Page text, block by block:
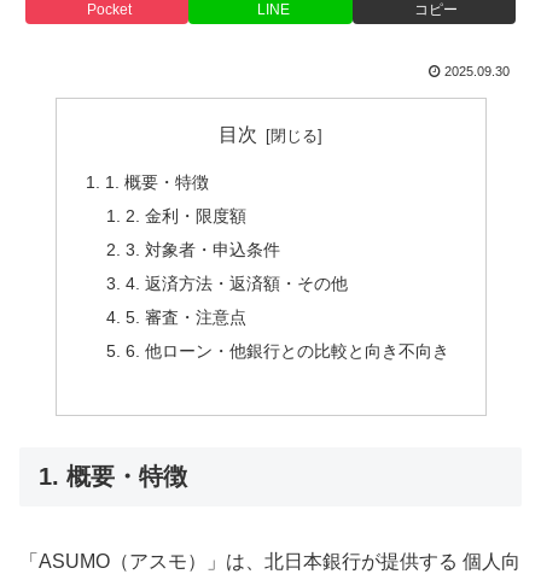
Pocket LINE コピー
2025.09.30
目次
1. 概要・特徴
2. 金利・限度額
3. 対象者・申込条件
4. 返済方法・返済額・その他
5. 審査・注意点
6. 他ローン・他銀行との比較と向き不向き
1. 概要・特徴
「ASUMO（アスモ）」は、北日本銀行が提供する 個人向